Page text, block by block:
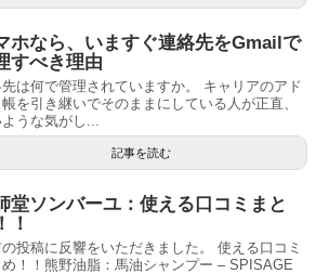
ホなら、いますぐ連絡先をGmailで
すべき理由
は何で管理されていますか。 キャリアのアド
帳を引き継いでそのままにしている人が正直、
うな気がし...
記事を読む
堂ソンバーユ：使える口コミまと
！
の投稿に反響をいただきました。 使える口コミ
め！！熊野油脂：馬油シャンプー – SPISAGE